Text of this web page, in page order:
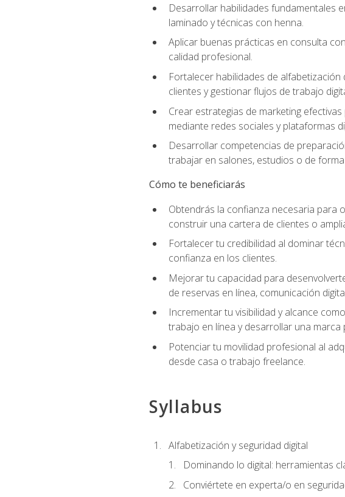
Desarrollar habilidades fundamentales
laminado y técnicas con henna.
Aplicar buenas prácticas en consulta
calidad profesional.
Fortalecer habilidades de
clientes y gestionar flujos de trabajo
Crear estrategias de marketing
mediante redes sociales y plataformas
Desarrollar competencias de
trabajar en salones, estudios o de
Cómo te beneficiarás
Obtendrás la confianza necesaria para
construir una cartera de clientes o
Fortalecer tu credibilidad al dominar
confianza en los clientes.
Mejorar tu capacidad para
de reservas en línea, comunicación
Incrementar tu visibilidad y alcance
trabajo en línea y desarrollar una marca
Potenciar tu movilidad profesional al
desde casa o trabajo freelance.
Syllabus
Alfabetización y seguridad digital
Dominando lo digital: herramientas
Conviértete en experta/o en